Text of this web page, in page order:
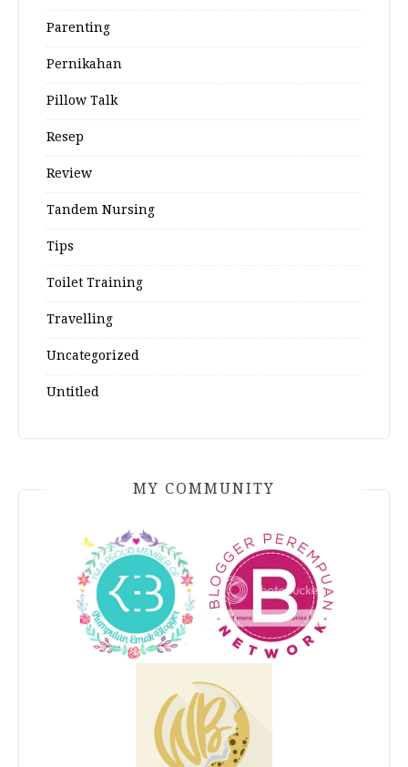
Parenting
Pernikahan
Pillow Talk
Resep
Review
Tandem Nursing
Tips
Toilet Training
Travelling
Uncategorized
Untitled
MY COMMUNITY